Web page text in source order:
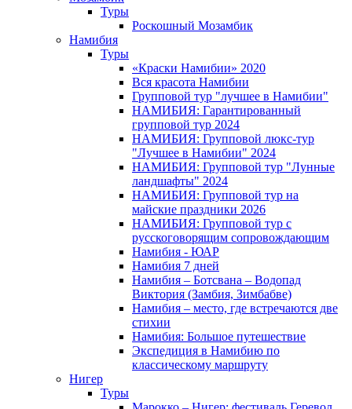
Туры
Роскошный Мозамбик
Намибия
Туры
«Краски Намибии» 2020
Вся красота Намибии
Групповой тур "лучшее в Намибии"
НАМИБИЯ: Гарантированный
групповой тур 2024
НАМИБИЯ: Групповой люкс-тур
"Лучшее в Намибии" 2024
НАМИБИЯ: Групповой тур "Лунные
ландшафты" 2024
НАМИБИЯ: Групповой тур на
майские праздники 2026
НАМИБИЯ: Групповой тур с
русскоговорящим сопровождающим
Намибия - ЮАР
Намибия 7 дней
Намибия – Ботсвана – Водопад
Виктория (Замбия, Зимбабве)
Намибия – место, где встречаются две
стихии
Намибия: Большое путешествие
Экспедиция в Намибию по
классическому маршруту
Нигер
Туры